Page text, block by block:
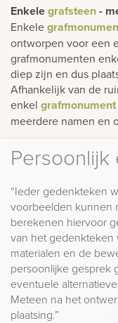
Enkelegrafsteen-
Enkele
ontworpen voor een
grafmonumenten
diep zijn en dus
Afhankelijk van de
enkel grafmonument
meerdere namen en
“Ieder gedenkteken
voorbeelden kunnen
berekenen hiervoor
van het
materialen en de
persoonlijke gesprek
eventuele
Meteen na het
plaatsing.”